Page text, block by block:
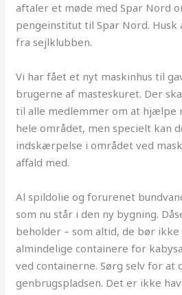
aftaler et møde med Spar Nord
pengeinstitut til Spar Nord. Husk
fra sejlklubben.
Vi har fået et nyt maskinhus til
brugerne af masteskuret. Der
til alle medlemmer om at hjælpe
hele området, men specielt kan
indskærpelse i området ved
affald med.
Al spildolie og forurenet
som nu står i den ny bygning.
beholder – som altid, de bør ikke
almindelige containere for
ved containerne. Sørg selv for at
genbrugspladsen. Det er ikke